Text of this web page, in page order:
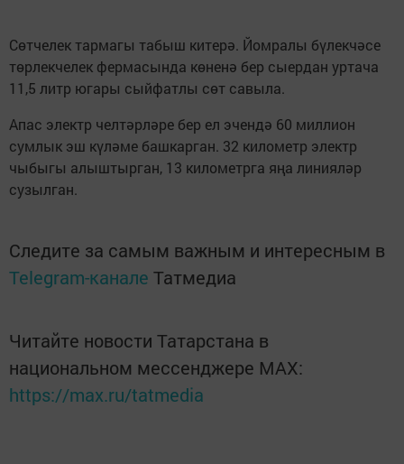
Сөтчелек тармагы табыш китерә. Йомралы бүлекчәсе
төрлекчелек фермасында көненә бер сыердан уртача
11,5 литр югары сыйфатлы сөт савыла.
Апас электр челтәрләре бер ел эчендә 60 миллион
сумлык эш күләме башкарган. 32 километр электр
чыбыгы алыштырган, 13 километрга яңа линияләр
сузылган.
Следите за самым важным и интересным в
Telegram-канале Татмедиа
Читайте новости Татарстана в
национальном мессенджере MАХ:
https://max.ru/tatmedia